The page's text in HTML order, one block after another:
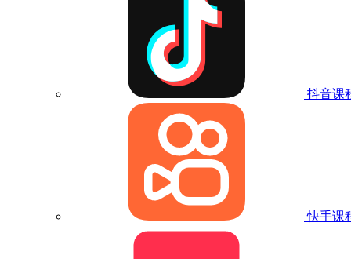
抖音课
快手课